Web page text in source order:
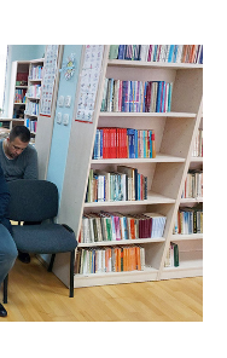
pazite možda je
nije za Kosovo